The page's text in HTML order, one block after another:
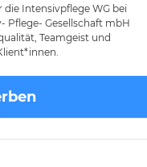
Intensivpflege WG bei
Pflege- Gesellschaft mbH
Teamgeist und